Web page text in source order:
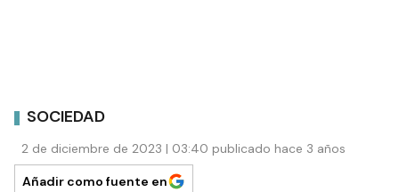
SOCIEDAD
2 de diciembre de 2023 | 03:40 publicado hace 3 años
Añadir como fuente en